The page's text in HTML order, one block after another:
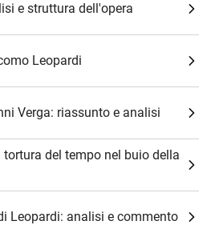
e struttura dell'opera
Leopardi
Verga: riassunto e analisi
del tempo nel buio della
Leopardi: analisi e commento